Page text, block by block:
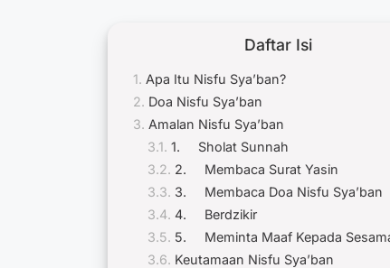
Daftar Isi
Apa Itu Nisfu Sya’ban?
Doa Nisfu Sya’ban
Amalan Nisfu Sya’ban
1. Sholat Sunnah
2. Membaca Surat Yasin
3. Membaca Doa Nisfu Sya’ban
4. Berdzikir
5. Meminta Maaf Kepada
Keutamaan Nisfu Sya’ban